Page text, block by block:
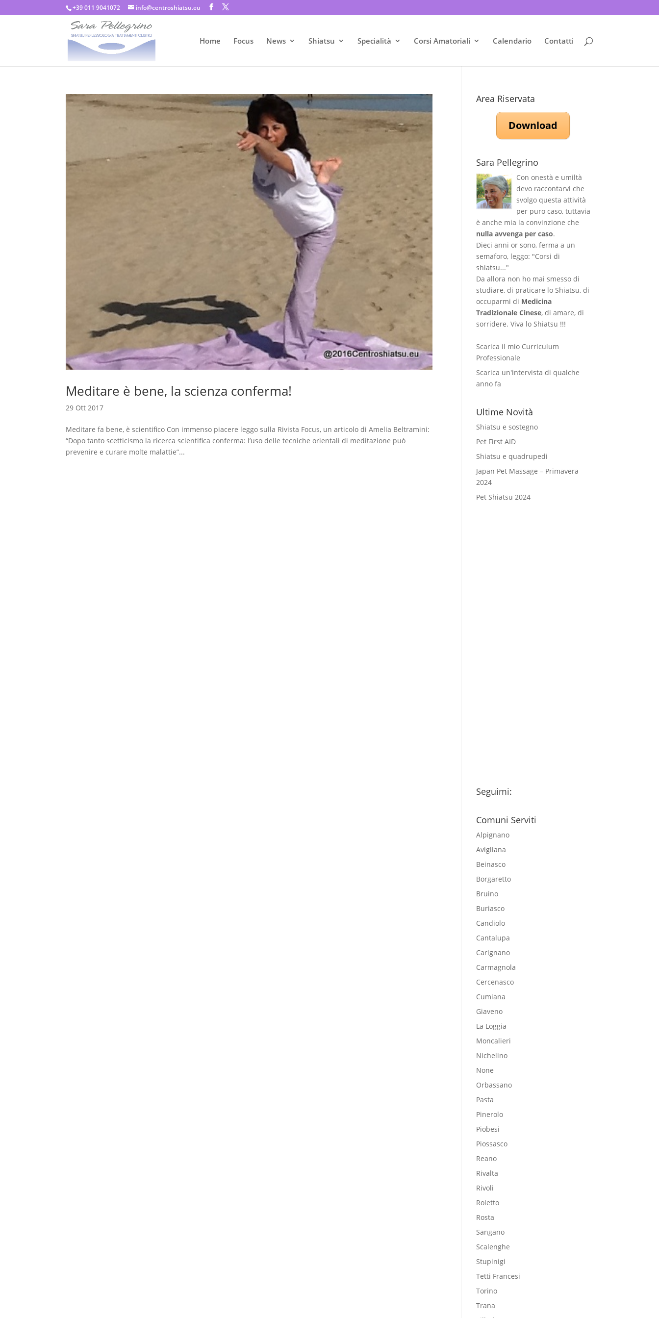
+39 011 9041072 info@centroshiatsu.eu
Home Focus News Shiatsu Specialità Corsi Amatoriali Calendario Contatti
Meditare è bene, la scienza conferma!
29 Ott 2017
Meditare fa bene, è scientifico Con immenso piacere leggo sulla Rivista Focus, un articolo di Amelia Beltramini:
“Dopo tanto scetticismo la ricerca scientifica conferma: l’uso delle tecniche orientali di meditazione può
prevenire e curare molte malattie”...
Area Riservata
Download
Sara Pellegrino
Con onestà e umiltà
devo raccontarvi che
svolgo questa attività
per puro caso, tuttavia
è anche mia la convinzione che
nulla avvenga per caso.
Dieci anni or sono, ferma a un
semaforo, leggo: "Corsi di
shiatsu..."
Da allora non ho mai smesso di
studiare, di praticare lo Shiatsu, di
occuparmi di Medicina
Tradizionale Cinese, di amare, di
sorridere. Viva lo Shiatsu !!!
Scarica il mio Curriculum
Professionale
Scarica un'intervista di qualche
anno fa
Ultime Novità
Shiatsu e sostegno
Pet First AID
Shiatsu e quadrupedi
Japan Pet Massage – Primavera
2024
Pet Shiatsu 2024
Seguimi:
Comuni Serviti
Alpignano
Avigliana
Beinasco
Borgaretto
Bruino
Buriasco
Candiolo
Cantalupa
Carignano
Carmagnola
Cercenasco
Cumiana
Giaveno
La Loggia
Moncalieri
Nichelino
None
Orbassano
Pasta
Pinerolo
Piobesi
Piossasco
Reano
Rivalta
Rivoli
Roletto
Rosta
Sangano
Scalenghe
Stupinigi
Tetti Francesi
Torino
Trana